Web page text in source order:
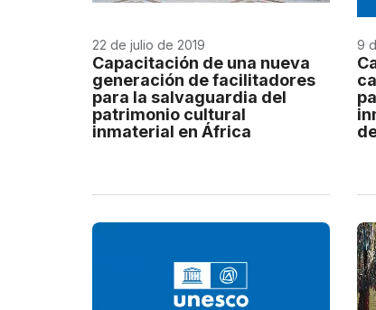
22 de julio de 2019
Capacitación de una nueva
generación de facilitadores
para la salvaguardia del
patrimonio cultural
inmaterial en África
9